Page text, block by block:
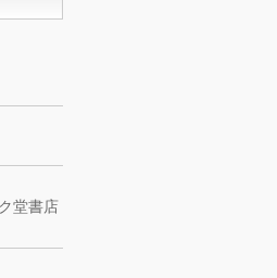
堂書店